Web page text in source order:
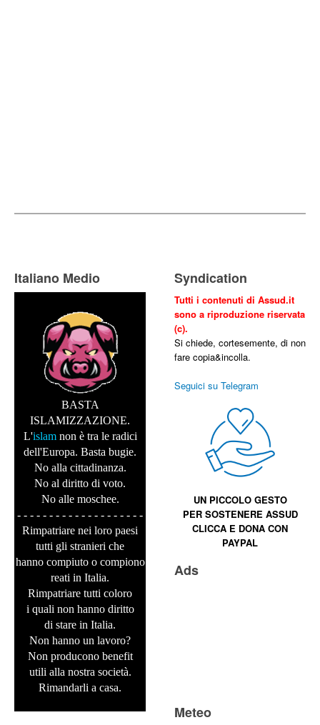
Italiano Medio
BASTA
ISLAMIZZAZIONE.
L'islam non è tra le radici
dell'Europa. Basta bugie.
No alla cittadinanza.
No al diritto di voto.
No alle moschee.
- - - - - - - - - - - - - - - - - - - -
Rimpatriare nei loro paesi
tutti gli stranieri che
hanno compiuto o compiono
reati in Italia.
Rimpatriare tutti coloro
i quali non hanno diritto
di stare in Italia.
Non hanno un lavoro?
Non producono benefit
utili alla nostra società.
Rimandarli a casa.
Syndication
Tutti i contenuti di Assud.it
sono a riproduzione riservata
(c).
Si chiede, cortesemente, di non
fare copia&incolla.
Seguici su Telegram
UN PICCOLO GESTO
PER SOSTENERE ASSUD
CLICCA E DONA CON
PAYPAL
Ads
Meteo